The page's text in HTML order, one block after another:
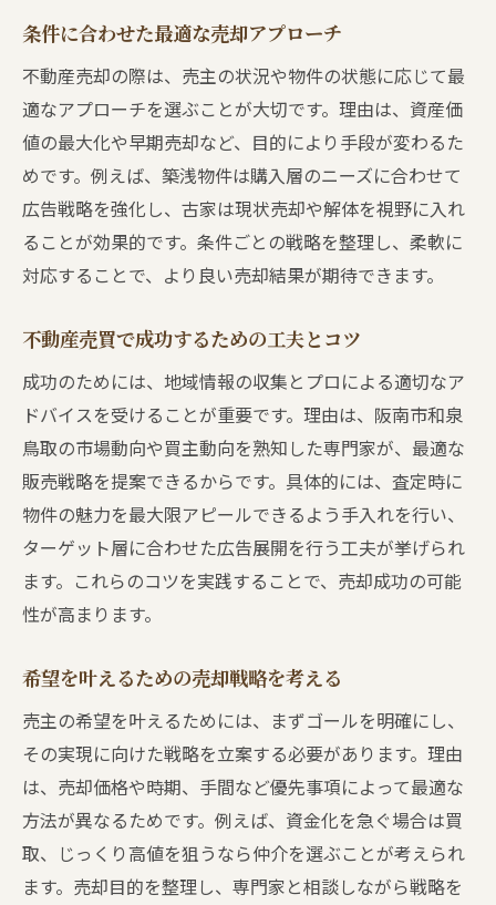
条件に合わせた最適な売却アプローチ
不動産売却の際は、売主の状況や物件の状態に応じて最
適なアプローチを選ぶことが大切です。理由は、資産価
値の最大化や早期売却など、目的により手段が変わるた
めです。例えば、築浅物件は購入層のニーズに合わせて
広告戦略を強化し、古家は現状売却や解体を視野に入れ
ることが効果的です。条件ごとの戦略を整理し、柔軟に
対応することで、より良い売却結果が期待できます。
不動産売買で成功するための工夫とコツ
成功のためには、地域情報の収集とプロによる適切なア
ドバイスを受けることが重要です。理由は、阪南市和泉
鳥取の市場動向や買主動向を熟知した専門家が、最適な
販売戦略を提案できるからです。具体的には、査定時に
物件の魅力を最大限アピールできるよう手入れを行い、
ターゲット層に合わせた広告展開を行う工夫が挙げられ
ます。これらのコツを実践することで、売却成功の可能
性が高まります。
希望を叶えるための売却戦略を考える
売主の希望を叶えるためには、まずゴールを明確にし、
その実現に向けた戦略を立案する必要があります。理由
は、売却価格や時期、手間など優先事項によって最適な
方法が異なるためです。例えば、資金化を急ぐ場合は買
取、じっくり高値を狙うなら仲介を選ぶことが考えられ
ます。売却目的を整理し、専門家と相談しながら戦略を